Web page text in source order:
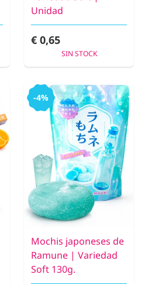
Unidad
€ 0,65
SIN STOCK
-4%
Mochis japoneses de
Ramune | Variedad
Soft 130g.